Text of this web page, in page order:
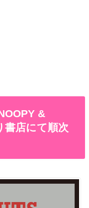
&
書店にて順次